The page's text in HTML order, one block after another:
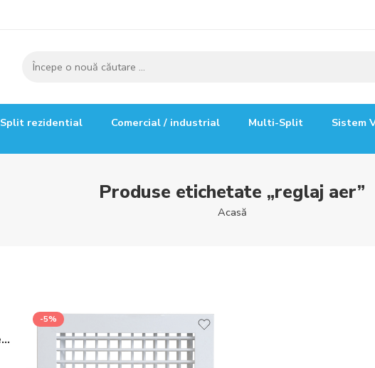
Split rezidential Comercial / industrial Multi-Split Sistem
Produse etichetate „reglaj aer”
Acasă
Anemostat circular cu registru reglaj plastic CD 350 RAL9010
-5%